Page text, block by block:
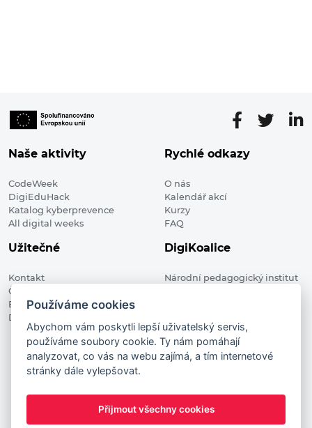
Naše aktivity
CodeWeek
DigiEduHack
Katalog kyberprevence
All digital weeks
Rychlé odkazy
O nás
Kalendář akcí
Kurzy
FAQ
Užitečné
Kontakt
Členské organizace
Blog
Digitalizace ve vzdělávání
DigiKoalice
Národní pedagogický institut
DigiKoalice 2021. All rights reserved
Vstup do administrace
This project has received funding from the European
Commission Innovation and Networks Executive Agency (now
Používáme cookies
Abychom vám poskytli lepší uživatelský servis,
používáme soubory cookie. Ty nám pomáhají
analyzovat, co vás na webu zajímá, a tím internetové
stránky dále vylepšovat.
Přijmout všechny cookies